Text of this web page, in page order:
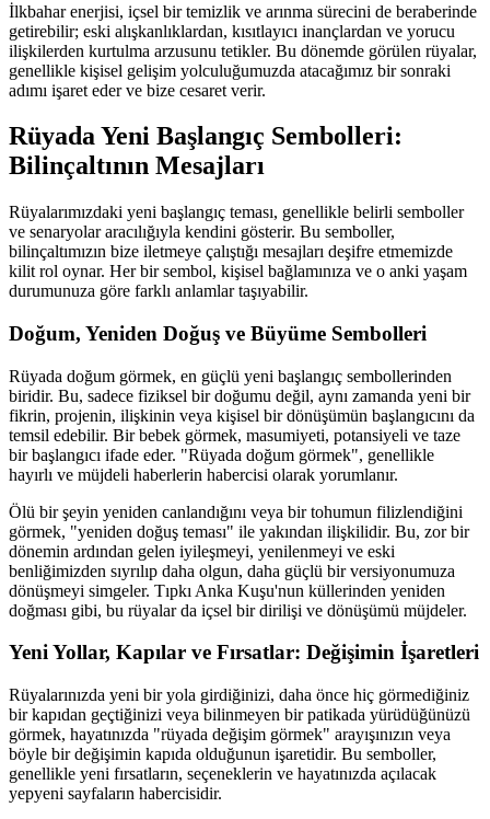
İlkbahar enerjisi, içsel bir temizlik ve arınma sürecini de beraberinde
getirebilir; eski alışkanlıklardan, kısıtlayıcı inançlardan ve yorucu
ilişkilerden kurtulma arzusunu tetikler. Bu dönemde görülen rüyalar,
genellikle kişisel gelişim yolculuğumuzda atacağımız bir sonraki
adımı işaret eder ve bize cesaret verir.
Rüyada Yeni Başlangıç Sembolleri:
Bilinçaltının Mesajları
Rüyalarımızdaki yeni başlangıç teması, genellikle belirli semboller
ve senaryolar aracılığıyla kendini gösterir. Bu semboller,
bilinçaltımızın bize iletmeye çalıştığı mesajları deşifre etmemizde
kilit rol oynar. Her bir sembol, kişisel bağlamınıza ve o anki yaşam
durumunuza göre farklı anlamlar taşıyabilir.
Doğum, Yeniden Doğuş ve Büyüme Sembolleri
Rüyada doğum görmek, en güçlü yeni başlangıç sembollerinden
biridir. Bu, sadece fiziksel bir doğumu değil, aynı zamanda yeni bir
fikrin, projenin, ilişkinin veya kişisel bir dönüşümün başlangıcını da
temsil edebilir. Bir bebek görmek, masumiyeti, potansiyeli ve taze
bir başlangıcı ifade eder. "Rüyada doğum görmek", genellikle
hayırlı ve müjdeli haberlerin habercisi olarak yorumlanır.
Ölü bir şeyin yeniden canlandığını veya bir tohumun filizlendiğini
görmek, "yeniden doğuş teması" ile yakından ilişkilidir. Bu, zor bir
dönemin ardından gelen iyileşmeyi, yenilenmeyi ve eski
benliğimizden sıyrılıp daha olgun, daha güçlü bir versiyonumuza
dönüşmeyi simgeler. Tıpkı Anka Kuşu'nun küllerinden yeniden
doğması gibi, bu rüyalar da içsel bir dirilişi ve dönüşümü müjdeler.
Yeni Yollar, Kapılar ve Fırsatlar: Değişimin İşaretleri
Rüyalarınızda yeni bir yola girdiğinizi, daha önce hiç görmediğiniz
bir kapıdan geçtiğinizi veya bilinmeyen bir patikada yürüdüğünüzü
görmek, hayatınızda "rüyada değişim görmek" arayışınızın veya
böyle bir değişimin kapıda olduğunun işaretidir. Bu semboller,
genellikle yeni fırsatların, seçeneklerin ve hayatınızda açılacak
yepyeni sayfaların habercisidir.